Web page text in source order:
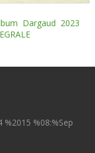
Dargaud 2023
%2015 %08:%Sep